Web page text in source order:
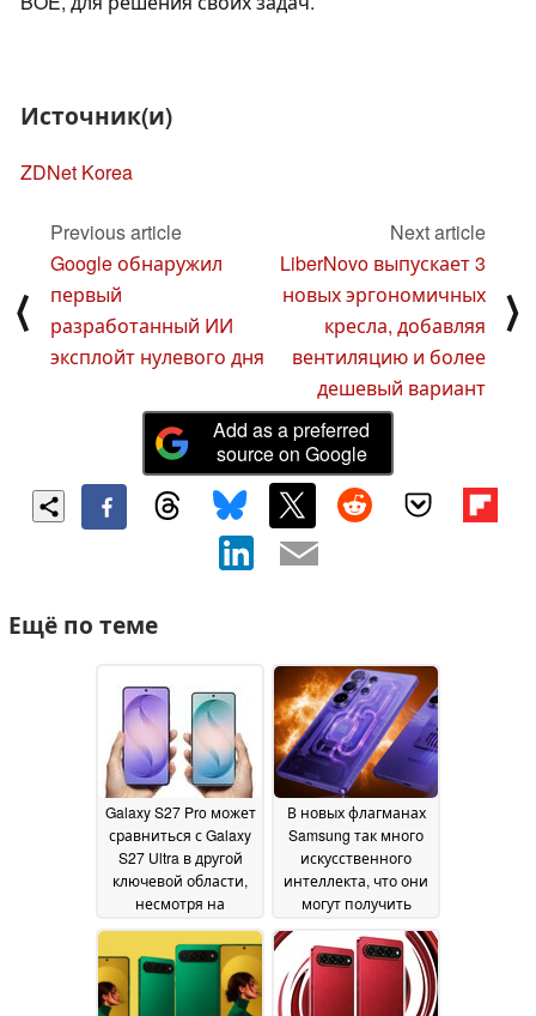
Источник(и)
ZDNet Korea
⟨
Previous article
Google обнаружил
первый
разработанный ИИ
эксплойт нулевого дня
Next article
LiberNovo выпускает 3
новых эргономичных
кресла, добавляя
вентиляцию и более
дешевый вариант
⟩
Add as a preferred
source on Google
Ещё по теме
Galaxy S27 Pro может
сравниться с Galaxy
S27 Ultra в другой
ключевой области,
несмотря на
06
June 2026
В новых флагманах
Samsung так много
искусственного
интеллекта, что они
могут получить
воздушное
охлаждение для
предотвращения